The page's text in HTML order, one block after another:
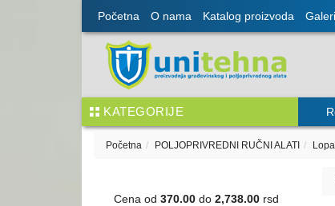
Početna O nama Katalog proizvoda
KATEGORIJE
Početna POLJOPRIVREDNI RUČNI ALATI
Cena od 370.00do 2,738.00rsd